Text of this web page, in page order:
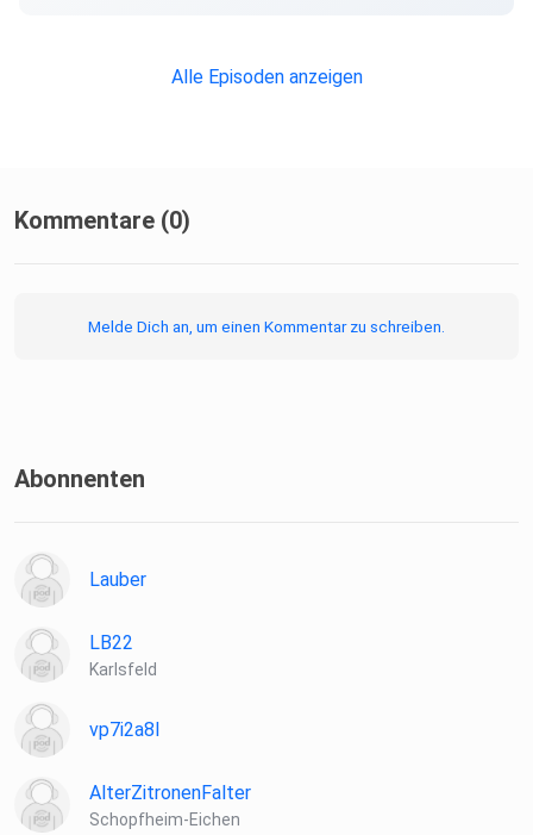
Alle Episoden anzeigen
Kommentare (0)
Melde Dich an, um einen Kommentar zu schreiben.
Abonnenten
Lauber
LB22
Karlsfeld
vp7i2a8l
AlterZitronenFalter
Schopfheim-Eichen